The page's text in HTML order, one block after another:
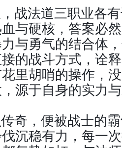
战法道三职业各
与硬核，答案必
与勇气的结合体
的战斗方式，诠
里胡哨的操作，
源于自身的实力
奇，便被战士的
沉稳有力，每一